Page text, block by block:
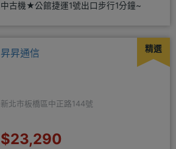
中古機★公館捷運1號出口步行1分鐘~
精選
昇昇通信
新北市板橋區中正路144號
$23,290